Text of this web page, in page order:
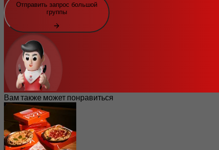
Отправить запрос большой
группы
Вам также может понравиться